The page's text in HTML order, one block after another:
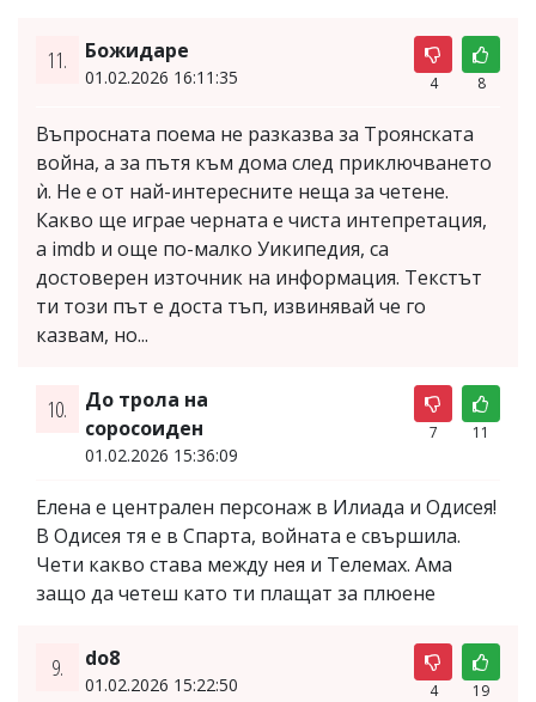
11. Божидаре
01.02.2026 16:11:35 4 8
Въпросната поема не разказва за Троянската
война, а за пътя към дома след приключването
ѝ. Не е от най-интересните неща за четене.
Какво ще играе черната е чиста интепретация,
а imdb и още по-малко Уикипедия, са
достоверен източник на информация. Текстът
ти този път е доста тъп, извинявай че го
казвам, но...
10.
До трола на
соросоиден
01.02.2026 15:36:09
7 11
Елена е централен персонаж в Илиада и Одисея!
В Одисея тя е в Спарта, войната е свършила.
Чети какво става между нея и Телемах. Ама
защо да четеш като ти плащат за плюене
9. do8
01.02.2026 15:22:50 4 19